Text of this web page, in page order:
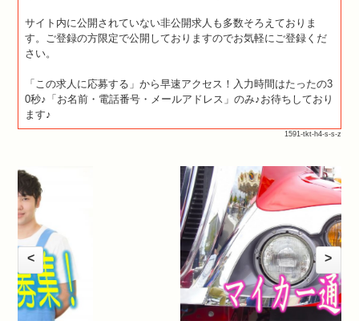
サイト内に公開されていない非公開求人も多数そろえておりま
す。ご登録の方限定で公開しておりますのでお気軽にご登録くだ
さい。
「この求人に応募する」から早速アクセス！入力時間はたったの3
0秒♪「お名前・電話番号・メールアドレス」のみ♪お待ちしており
ます♪
1591-tkt-h4-s-s-z
< >